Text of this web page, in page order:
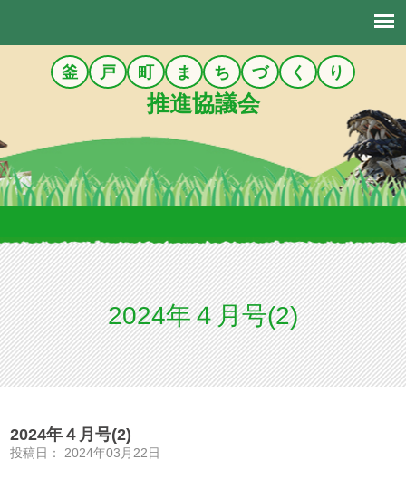
釜 戸 町 ま ち づ く り
推進協議会
2024年４月号(2)
2024年４月号(2)
投稿日： 2024年03月22日